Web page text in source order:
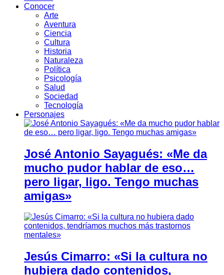
Conocer
Arte
Aventura
Ciencia
Cultura
Historia
Naturaleza
Política
Psicología
Salud
Sociedad
Tecnología
Personajes
José Antonio Sayagués: «Me da
mucho pudor hablar de eso…
pero ligar, ligo. Tengo muchas
amigas»
Jesús Cimarro: «Si la cultura no
hubiera dado contenidos,